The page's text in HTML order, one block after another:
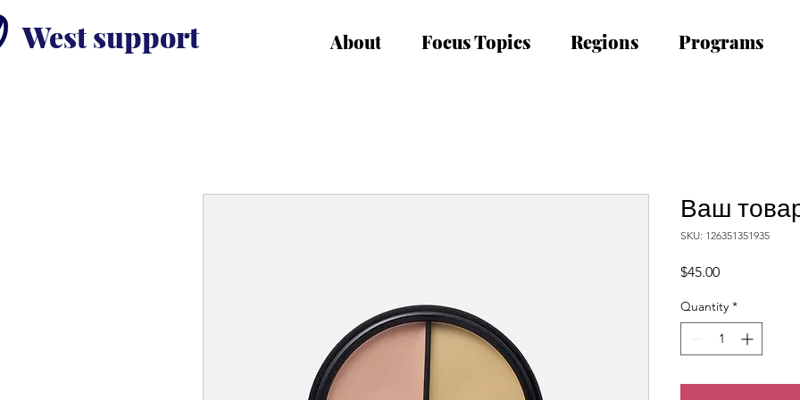
West support About Focus Topics Regions Programs
Ваш
SKU: 126351351935
$45.00Price
Quantity *